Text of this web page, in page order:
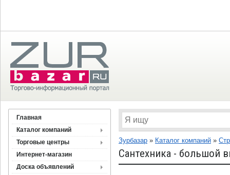
Главная
Каталог компаний
Торговые центры
Интернет-магазин
Доска объявлений
Зурбазар » Каталог компаний »
Сантехника - большой